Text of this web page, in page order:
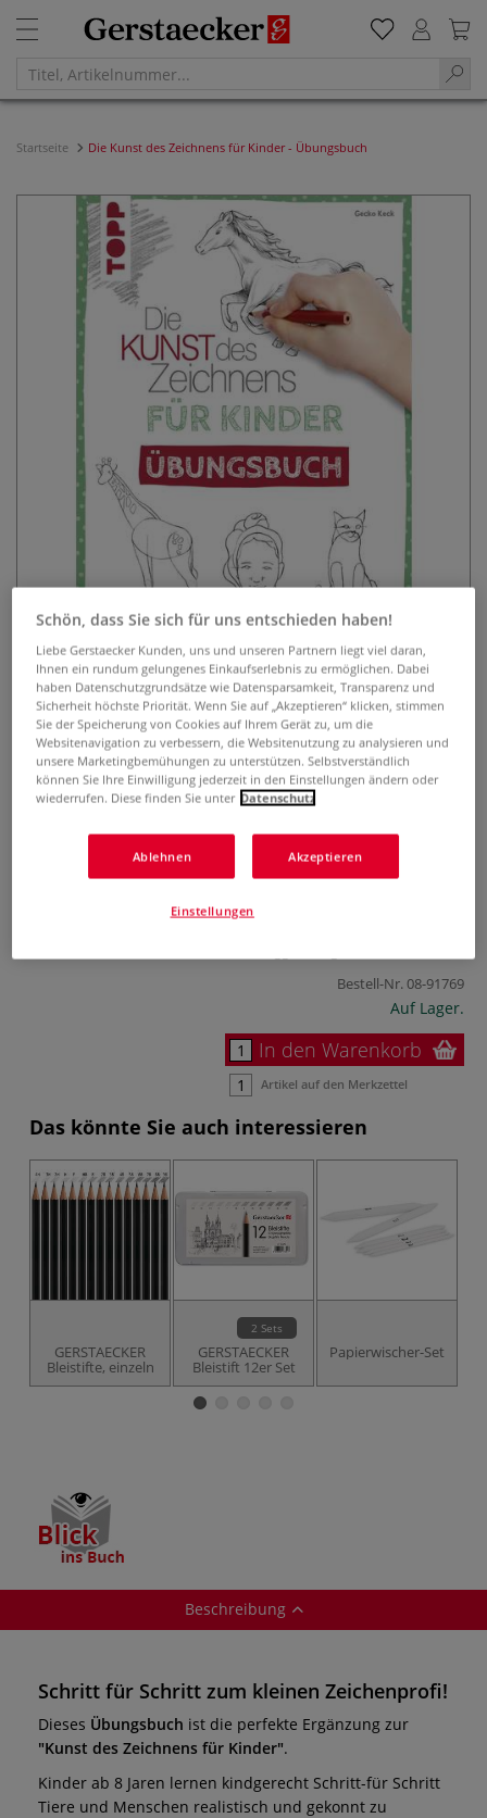
Startseite Die Kunst des Zeichnens für Kinder - Übungsbuch
Die Kunst des Zeichnens für
Kinder - Übungsbuch
0 Bewertungen
Das Übungsbuch zur Kinderzeichenschule „Die Kunst des
Schritt zum Zeichenprofi.
Mehr
Bestell-Nr.08-91769
Auf Lager.
In den Warenkorb
Artikel auf den Merkzettel
Das könnte Sie auch interessieren
GERSTAECKER
Bleistifte, einzeln
2 Sets
GERSTAECKER
Bleistift 12er Set
Papierwischer-Set
Beschreibung
Schritt für Schritt zum kleinen Zeichenprofi!
Dieses Übungsbuch ist die perfekte Ergänzung zur
"Kunst des Zeichnens für Kinder".
Kinder ab 8 Jaren lernen kindgerecht Schritt-für Schritt
Tiere und Menschen realistisch und gekonnt zu
Schön, dass Sie sich für uns entschieden haben!
Liebe Gerstaecker Kunden, uns und unseren Partnern liegt viel daran,
Ihnen ein rundum gelungenes Einkaufserlebnis zu ermöglichen. Dabei
haben Datenschutzgrundsätze wie Datensparsamkeit, Transparenz und
Sicherheit höchste Priorität. Wenn Sie auf „Akzeptieren“ klicken, stimmen
Sie der Speicherung von Cookies auf Ihrem Gerät zu, um die
Websitenavigation zu verbessern, die Websitenutzung zu analysieren und
unsere Marketingbemühungen zu unterstützen. Selbstverständlich
können Sie Ihre Einwilligung jederzeit in den Einstellungen ändern oder
wiederrufen. Diese finden Sie unter Datenschutz
Ablehnen Akzeptieren
Einstellungen